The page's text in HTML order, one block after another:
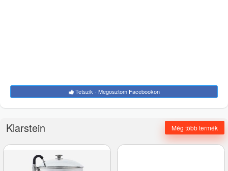
Tetszik - Megosztom Facebookon
Klarstein Még több termék